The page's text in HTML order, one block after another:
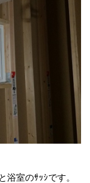
浴室のｻｯｼです。